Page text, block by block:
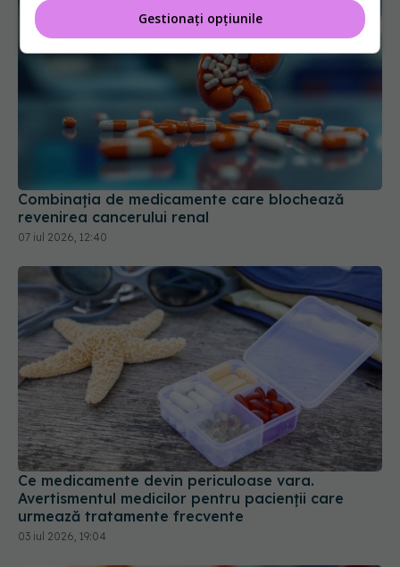
Combinația de medicamente care blochează
revenirea cancerului renal
07 iul 2026, 12:40
Ce medicamente devin periculoase vara.
Avertismentul medicilor pentru pacienții care
urmează tratamente frecvente
03 iul 2026, 19:04
Gestionați opțiunile